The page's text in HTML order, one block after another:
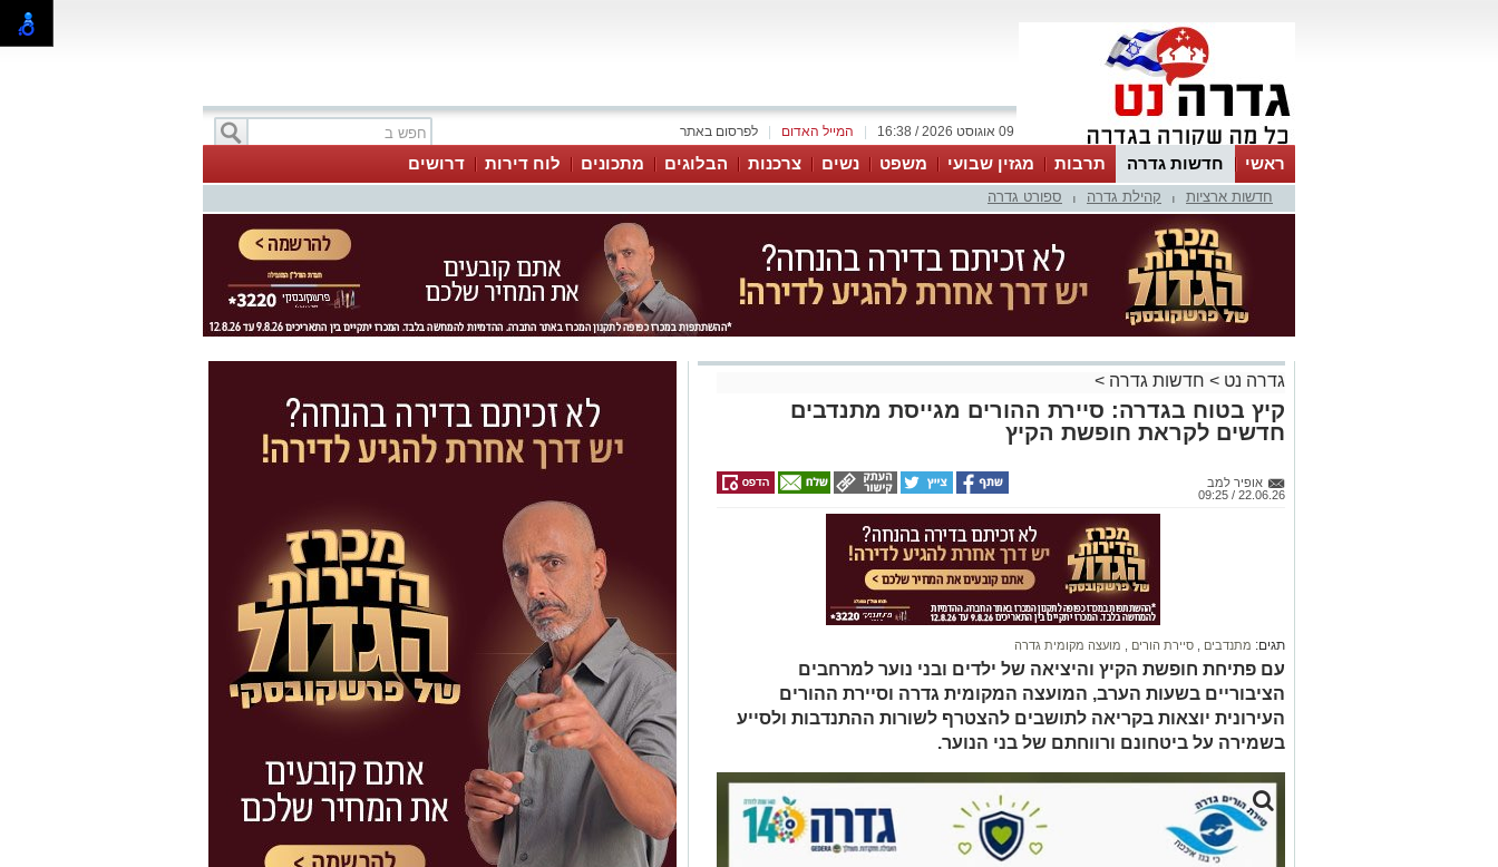
לפרסום באתר המייל האדום 09 אוגוסט 2026 / 16:38
ראשי חדשות גדרה תרבות מגזין שבועי משפט נשים צרכנות הבלוגים מתכונים לוח דירות דרושים
חדשות ארציות קהילת גדרה ספורט גדרה
גדרה נט > חדשות גדרה >
קיץ בטוח בגדרה: סיירת ההורים מגייסת מתנדבים
חדשים לקראת חופשת הקיץ
אופיר למב
22.06.26 / 09:25
תגים: מתנדבים סיירת הורים מועצה מקומית גדרה
עם פתיחת חופשת הקיץ והיציאה של ילדים ובני נוער למרחבים
הציבוריים בשעות הערב, המועצה המקומית גדרה וסיירת ההורים
העירונית יוצאות בקריאה לתושבים להצטרף לשורות ההתנדבות ולסייע
בשמירה על ביטחונם ורווחתם של בני הנוער.